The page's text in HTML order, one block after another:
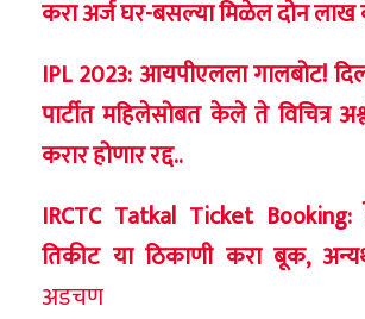
करा अर्ज घर-बसल्या मिळेल दोन लाख
IPL 2023: आयपीएलला गालबोट!
पार्टीत महिलेसोबत केले ते विचित्र
करार होणार रद्द..
IRCTC Tatkal Ticket
तिकीट या ठिकाणी करा बूक,
अडचण